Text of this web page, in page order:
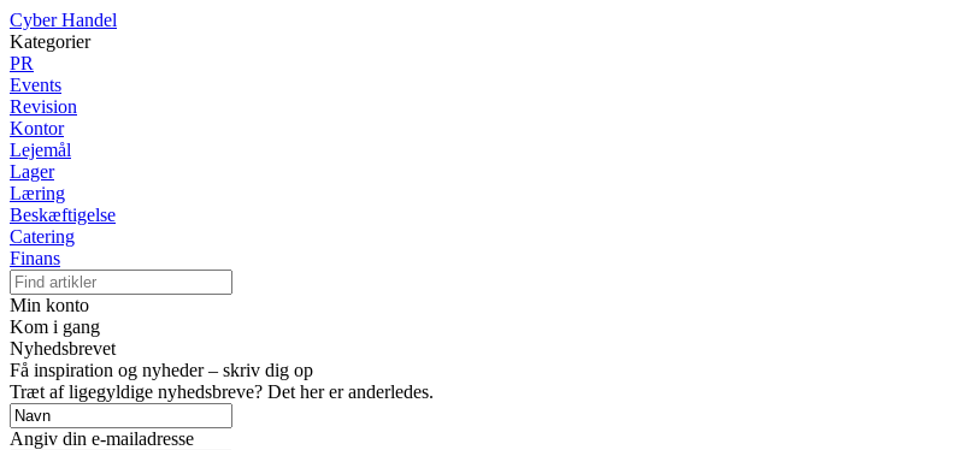
Cyber Handel
Kategorier
PR
Events
Revision
Kontor
Lejemål
Lager
Læring
Beskæftigelse
Catering
Finans
Min konto
Kom i gang
Nyhedsbrevet
Få inspiration og nyheder – skriv dig op
Træt af ligegyldige nyhedsbreve? Det her er anderledes.
Angiv din e-mailadresse